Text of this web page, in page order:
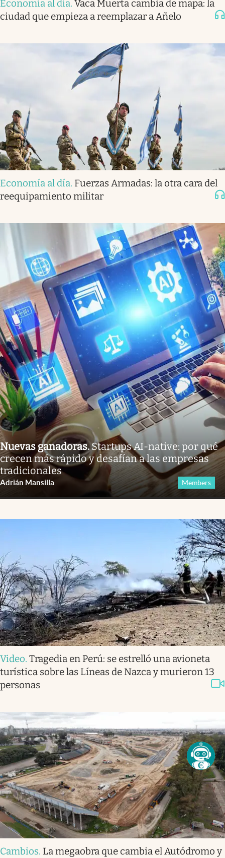
Economía al día. Vaca Muerta cambia de mapa: la
ciudad que empieza a reemplazar a Añelo
Economía al día. Fuerzas Armadas: la otra cara del
reequipamiento militar
Nuevas ganadoras.Startups AI-native: por qué
crecen más rápido y desafían a las empresas
tradicionales
Adrián Mansilla Members
Video. Tragedia en Perú: se estrelló una avioneta
turística sobre las Líneas de Nazca y murieron 13
personas
Cambios. La megaobra que cambia el Autódromo y